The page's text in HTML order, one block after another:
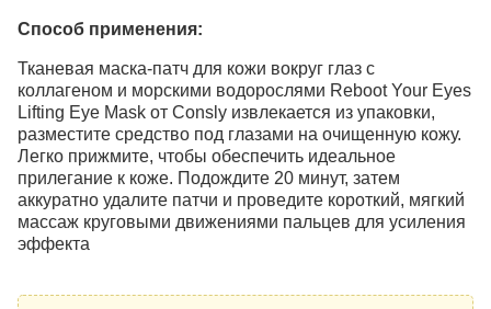
Способ применения:
Тканевая маска-патч для кожи вокруг глаз с
коллагеном и морскими водорослями Reboot Your Eyes
Lifting Eye Mask от Consly извлекается из упаковки,
разместите средство под глазами на очищенную кожу.
Легко прижмите, чтобы обеспечить идеальное
прилегание к коже. Подождите 20 минут, затем
аккуратно удалите патчи и проведите короткий, мягкий
массаж круговыми движениями пальцев для усиления
эффекта